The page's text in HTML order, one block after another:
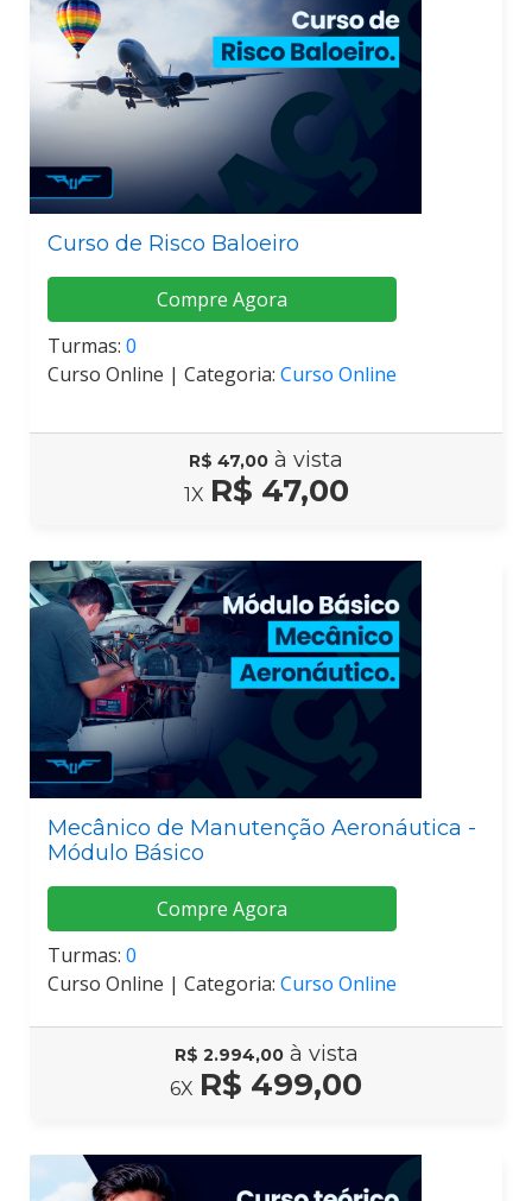
Curso de Risco Baloeiro
Compre Agora
Turmas: 0
Curso Online | Categoria: Curso Online
R$ 47,00 à vista
1X R$ 47,00
Mecânico de Manutenção Aeronáutica -
Módulo Básico
Compre Agora
Turmas: 0
Curso Online | Categoria: Curso Online
R$ 2.994,00 à vista
6X R$ 499,00